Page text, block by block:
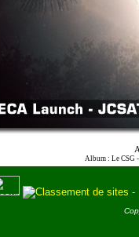
Album : Le CSG